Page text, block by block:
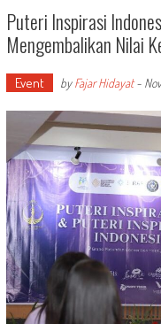
Puteri Inspirasi
Mengembalikan Nilai
Event byFajar Hidayat-